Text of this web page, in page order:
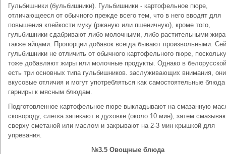
Гульбишники (бульбишники). Гульбишники - картофельное пюре,
отличающееся от обычного прежде всего тем, что в него вводят для
повышения клейкости муку (ржаную или пшеничную), кроме того,
гульбишники сдабривают либо молочными, либо растительными
также яйцами. Пропорции добавок всегда бывают произвольными.
гульбишники не отличить от обычного картофельного пюре,
тоже добавляют жиры или молочные продукты. Однако в
есть три основных типа гульбишников. заслуживающих внимания,
вкусовые отличия и могут употребляться как самостоятельные
гарниры к мясным блюдам.
Подготовленное картофельное пюре выкладывают на смазанную
сковороду, слегка запекают в духовке (около 10 мин), затем
сверху сметаной или маслом и закрывают на 2-3 мин крышкой для
упревания.
№3.5 Овощные блюда